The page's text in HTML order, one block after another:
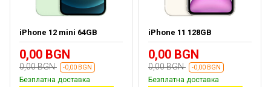
iPhone 12 mini 64GB
0,00 BGN
0,00 BGN -0,00 BGN
Безплатна доставка
iPhone 11 128GB
0,00 BGN
0,00 BGN -0,00 BGN
Безплатна доставка